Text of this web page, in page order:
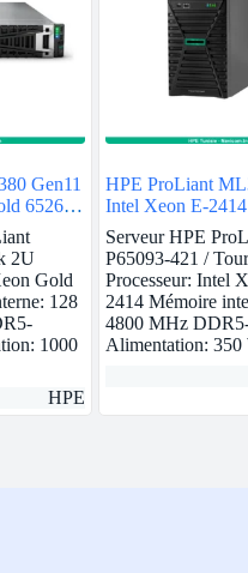
Gen11
6526Y
2U
Gold
128
1000
HPE
HPE ProLiant
Intel Xeon E-
Serveur HPE
P65093-421 /
Processeur: Intel
2414 Mémoire
4800 MHz
Alimentation: 350